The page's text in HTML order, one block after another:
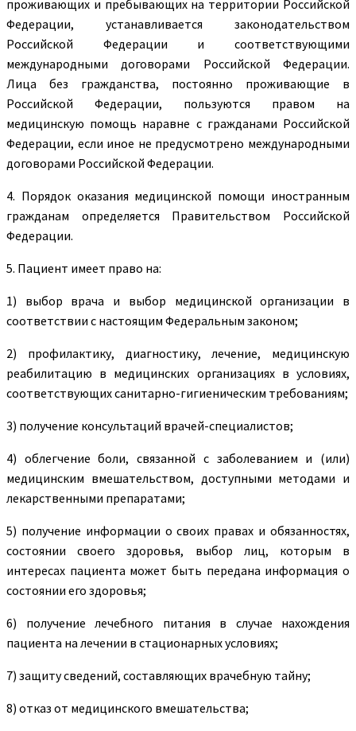
проживающих и пребывающих на территории Российской
Федерации, устанавливается законодательством
Российской Федерации и соответствующими
международными договорами Российской Федерации.
Лица без гражданства, постоянно проживающие в
Российской Федерации, пользуются правом на
медицинскую помощь наравне с гражданами Российской
Федерации, если иное не предусмотрено международными
договорами Российской Федерации.
4. Порядок оказания медицинской помощи иностранным
гражданам определяется Правительством Российской
Федерации.
5. Пациент имеет право на:
1) выбор врача и выбор медицинской организации в
соответствии с настоящим Федеральным законом;
2) профилактику, диагностику, лечение, медицинскую
реабилитацию в медицинских организациях в условиях,
соответствующих санитарно-гигиеническим требованиям;
3) получение консультаций врачей-специалистов;
4) облегчение боли, связанной с заболеванием и (или)
медицинским вмешательством, доступными методами и
лекарственными препаратами;
5) получение информации о своих правах и обязанностях,
состоянии своего здоровья, выбор лиц, которым в
интересах пациента может быть передана информация о
состоянии его здоровья;
6) получение лечебного питания в случае нахождения
пациента на лечении в стационарных условиях;
7) защиту сведений, составляющих врачебную тайну;
8) отказ от медицинского вмешательства;